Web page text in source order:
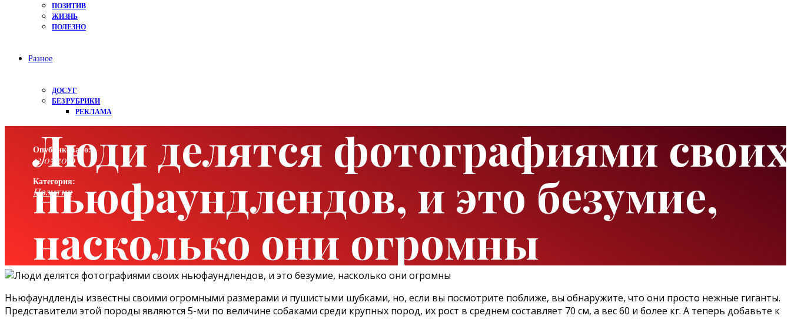
ПОЗИТИВ
ЖИЗНЬ
ПОЛЕЗНО
Разное
ДОСУГ
БЕЗ РУБРИКИ
РЕКЛАМА
Люди делятся фотографиями своих
ньюфаундлендов, и это безумие,
насколько они огромны
Опубликовано:
12.05.2019
Категория:
Позитив
Ньюфаундленды известны своими огромными размерами и пушистыми шубками, но, если вы посмотрите поближе, вы обнаружите, что они просто нежные гиганты.
Представители этой породы являются 5-ми по величине собаками среди крупных пород, их рост в среднем составляет 70 см, а вес 60 и более кг. А теперь добавьте к